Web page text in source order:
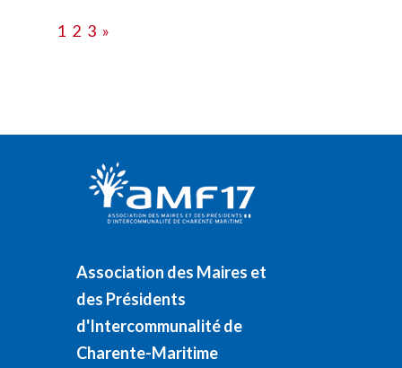
1 2 3 »
Association des Maires et
des Présidents
d'Intercommunalité de
Charente-Maritime